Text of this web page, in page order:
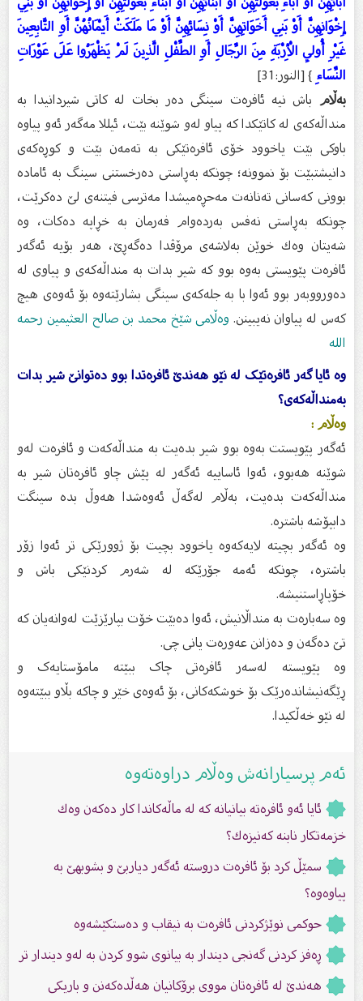
إِخْوَانِهِنَّ أَوْ بَنِي أَخَوَاتِهِنَّ أَوْ نِسَائِهِنَّ أَوْ مَا مَلَكَتْ أَيْمَانُهُنَّ أَوِ التَّابِعِينَ
غَيْرِ أُولِي الْأِرْبَةِ مِنَ الرِّجَالِ أَوِ الطِّفْلِ الَّذِينَ لَمْ يَظْهَرُوا عَلَى عَوْرَاتِ
النِّسَاءِ} [النور:31]
بەڵامباش نیە ئافرەت سینگی دەر بخات لە کاتی شیردانیدا بە
منداڵەکەی لە کاتێکدا کە پیاو لەو شوێنە بێت، ئیللا مەگەر ئەو پیاوە
باوکی بێت یاخوود خۆی ئافرەتێکی بە تەمەن بێت و کوڕەکەی
دانیشتبێت بۆ نموونە؛ چونکە بەڕاستی دەرخستنی سینگ بە ئامادە
بوونی کەسانی تەنانەت مەحڕەمیشدا مەترسی فیتنەی لێ دەکرێت،
چونکە بەڕاستی نەفس بەردەوام فەرمان بە خڕاپە دەکات، وە
شه‌یتان وه‌ك خوێن به‌لاشەی مرۆڤدا ده‌گه‌ڕێ، هەر بۆیە ئەگەر
ئافرەت پێویستی بەوە بوو کە شیر بدات بە منداڵەکەی و پیاوی لە
دەورووبەر بوو ئەوا با بە جلەکەی سینگی بشارێتەوە بۆ ئەوەی هیچ
کەس لە پیاوان نەیبینن.وەڵامى شێخ محمد بن صالح العثیمین رحمه
الله
وە ئایا گەر ئافرەتێک لە نێو هەندێ ئافرەتدا بوو دەتوانێ شیر بدات
بەمنداڵەکەى؟
وەڵام :
ئەگەر پێویستت بەوە بوو شیر بدەیت بە منداڵەکەت و ئافرەت لەو
شوێنە هەبوو، ئەوا ئاساییە ئەگەر لە پێش چاو ئافرەتان شیر بە
منداڵەکەت بدەیت، بەڵام لەگەڵ ئەوەشدا هەوڵ بدە سینگت
دابپۆشە باشترە.
وە ئەگەر بچیتە لایەکەوە یاخوود بچیت بۆ ژوورێکی تر ئەوا زۆر
باشترە، چونکە ئەمە جۆرێکە لە شەرم کردنێکی باش و
خۆپاڕاستنیشە.
وە سەبارەت بە منداڵانیش، ئەوا دەبێت خۆت بپارێزێت لەوانەیان کە
تێ دەگەن و دەزانن عەورەت یانی چی.
وە پێویستە لەسەر ئافرەتی چاک ببێتە مامۆستایەک و
ڕێگەنیشاندەرێک بۆ خوشکەکانی، بۆ ئەوەی خێر و چاکە بڵاو ببێتەوە
لە نێو خەڵکیدا.
ئەم پرسیارانەش وەڵام دراوەتەوە
ئایا ئەو ئافرەتە بیانیانە كە لە ماڵەكاندا كار دەكەن وەك
خزمەتكار نابنە كەنیزەك؟
سمێڵ كرد بۆ ئافرەت دروستە ئەگەر دیاربێ و بشوبهێ بە
پیاوەوە؟
حوکمی نوێژکردنی ئافرەت بە نیقاب و دەستکێشەوە
ڕەفز کردنى گەنجی دیندار بە بیانوی شوو کردن بە لەو دیندار تر
هەندێ لە ئافرەتان مووی برۆكانیان هەڵدەكەنن و باریكی